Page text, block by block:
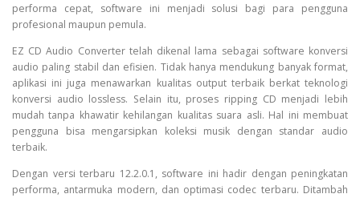
performa cepat, software ini menjadi solusi bagi para pengguna
profesional maupun pemula.
EZ CD Audio Converter telah dikenal lama sebagai software konversi
audio paling stabil dan efisien. Tidak hanya mendukung banyak format,
aplikasi ini juga menawarkan kualitas output terbaik berkat teknologi
konversi audio lossless. Selain itu, proses ripping CD menjadi lebih
mudah tanpa khawatir kehilangan kualitas suara asli. Hal ini membuat
pengguna bisa mengarsipkan koleksi musik dengan standar audio
terbaik.
Dengan versi terbaru 12.2.0.1, software ini hadir dengan peningkatan
performa, antarmuka modern, dan optimasi codec terbaru. Ditambah